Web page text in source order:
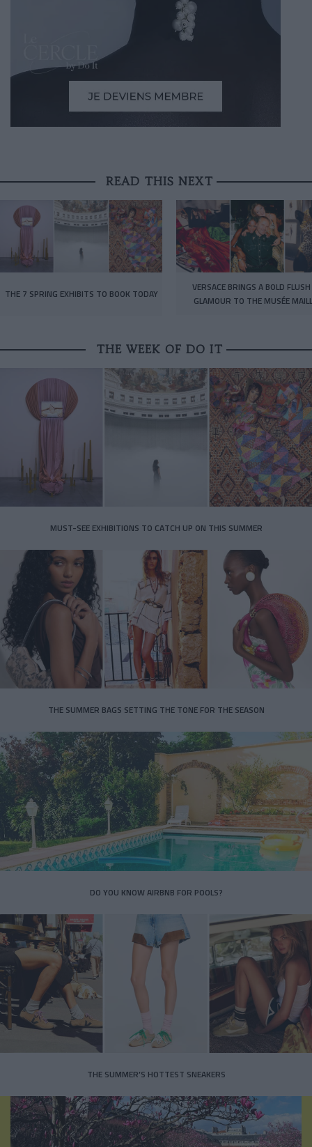
READ THIS NEXT
THE 7 SPRING EXHIBITS TO BOOK TODAY
VERSACE BRINGS A BOLD
GLAMOUR TO THE MUSÉE
THE WEEK OF DO IT
MUST-SEE EXHIBITIONS TO CATCH UP ON THIS SUMMER
THE SUMMER BAGS SETTING THE TONE FOR THE SEASON
DO YOU KNOW AIRBNB FOR POOLS?
THE SUMMER’S HOTTEST SNEAKERS